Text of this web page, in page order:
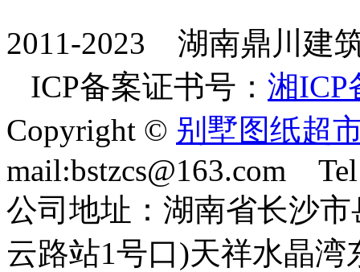
2011-2023 湖南鼎川建
ICP备案证书号： 湘ICP
Copyright © 别墅图纸超
mail:bstzcs@163.com
公司地址：湖南省长沙
云路站1号口)天祥水晶湾